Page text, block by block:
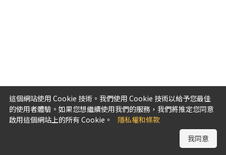
這個網站使用 Cookie 技術。我們使用 Cookie 技術以給予您最佳
的使用者體驗。如果您想繼續使用我們的服務，我們將推定您同意
啟用這個網站上的所有 Cookie。
隱私權和條款
我同意